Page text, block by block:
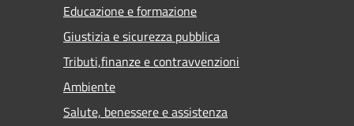
Educazione e formazione
Giustizia e sicurezza pubblica
Tributi,finanze e contravvenzioni
Ambiente
Salute, benessere e assistenza